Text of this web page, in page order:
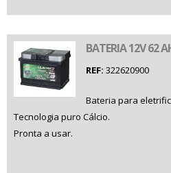
BATERIA 12V 62
REF: 322620900
Bateria para
Tecnologia puro Cálcio.
Pronta a usar.